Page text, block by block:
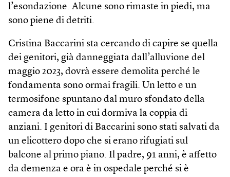
l’esondazione. Alcune sono rimaste in piedi, ma
sono piene di detriti.
Cristina Baccarini sta cercando di capire se quella
dei genitori, già danneggiata dall’alluvione del
maggio 2023, dovrà essere demolita perché le
fondamenta sono ormai fragili. Un letto e un
termosifone spuntano dal muro sfondato della
camera da letto in cui dormiva la coppia di
anziani. I genitori di Baccarini sono stati salvati da
un elicottero dopo che si erano rifugiati sul
balcone al primo piano. Il padre, 91 anni, è affetto
da demenza e ora è in ospedale perché si è